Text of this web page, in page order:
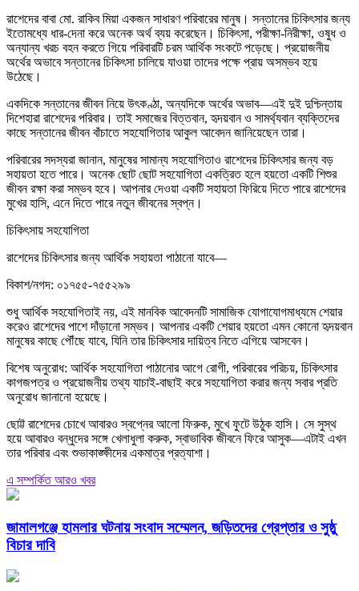
রাশেদের বাবা মো. রাকিব মিয়া একজন সাধারণ পরিবারের মানুষ। সন্তানের চিকিৎসার জন্য
ইতোমধ্যে ধার-দেনা করে অনেক অর্থ ব্যয় করেছেন। চিকিৎসা, পরীক্ষা-নিরীক্ষা, ওষুধ ও
অন্যান্য খরচ বহন করতে গিয়ে পরিবারটি চরম আর্থিক সংকটে পড়েছে। প্রয়োজনীয়
অর্থের অভাবে সন্তানের চিকিৎসা চালিয়ে যাওয়া তাদের পক্ষে প্রায় অসম্ভব হয়ে
উঠেছে।
একদিকে সন্তানের জীবন নিয়ে উৎকণ্ঠা, অন্যদিকে অর্থের অভাব—এই দুই দুশ্চিন্তায়
দিশেহারা রাশেদের পরিবার। তাই সমাজের বিত্তবান, হৃদয়বান ও সামর্থ্যবান ব্যক্তিদের
কাছে সন্তানের জীবন বাঁচাতে সহযোগিতার আকুল আবেদন জানিয়েছেন তারা।
পরিবারের সদস্যরা জানান, মানুষের সামান্য সহযোগিতাও রাশেদের চিকিৎসার জন্য বড়
সহায়তা হতে পারে। অনেক ছোট ছোট সহযোগিতা একত্রিত হলে হয়তো একটি শিশুর
জীবন রক্ষা করা সম্ভব হবে। আপনার দেওয়া একটি সহায়তা ফিরিয়ে দিতে পারে রাশেদের
মুখের হাসি, এনে দিতে পারে নতুন জীবনের স্বপ্ন।
চিকিৎসায় সহযোগিতা
রাশেদের চিকিৎসার জন্য আর্থিক সহায়তা পাঠানো যাবে—
বিকাশ/নগদ: ০১৭৫৫-৭৫৫২৯৯
শুধু আর্থিক সহযোগিতাই নয়, এই মানবিক আবেদনটি সামাজিক যোগাযোগমাধ্যমে শেয়ার
করেও রাশেদের পাশে দাঁড়ানো সম্ভব। আপনার একটি শেয়ার হয়তো এমন কোনো হৃদয়বান
মানুষের কাছে পৌঁছে যাবে, যিনি তার চিকিৎসার দায়িত্ব নিতে এগিয়ে আসবেন।
বিশেষ অনুরোধ: আর্থিক সহযোগিতা পাঠানোর আগে রোগী, পরিবারের পরিচয়, চিকিৎসার
কাগজপত্র ও প্রয়োজনীয় তথ্য যাচাই-বাছাই করে সহযোগিতা করার জন্য সবার প্রতি
অনুরোধ জানানো হয়েছে।
ছোট্ট রাশেদের চোখে আবারও স্বপ্নের আলো ফিরুক, মুখে ফুটে উঠুক হাসি। সে সুস্থ
হয়ে আবারও বন্ধুদের সঙ্গে খেলাধুলা করুক, স্বাভাবিক জীবনে ফিরে আসুক—এটাই এখন
তার পরিবার এবং শুভাকাঙ্ক্ষীদের একমাত্র প্রত্যাশা।
এ সম্পর্কিত আরও খবর
জামালগঞ্জে হামলার ঘটনায় সংবাদ সম্মেলন, জড়িতদের গ্রেপ্তার ও সুষ্ঠু
বিচার দাবি